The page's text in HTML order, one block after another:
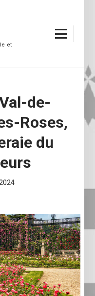
et
de-
Roses,
du